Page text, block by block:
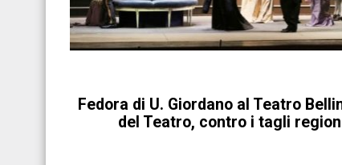
Fedora di U. Giordano al Teatro
del Teatro, contro i tagli